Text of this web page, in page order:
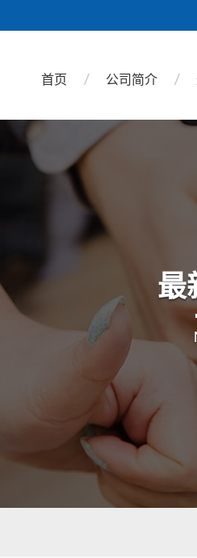
首页 公司简介
最